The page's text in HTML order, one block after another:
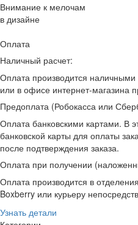
Внимание к мелочам
в дизайне
Оплата
Наличный расчет:
Оплата производится наличными
или в офисе интернет-магазина
Предоплата (Робокасса или
Оплата банковскими картами. В
банковской карты для оплаты
после подтверждения заказа.
Оплата при получении
Оплата производится в
Boxberry или курьеру
Узнать детали